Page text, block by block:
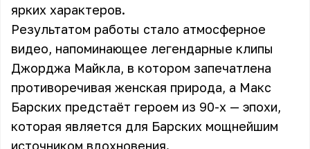
ярких характеров.
Результатом работы стало атмосферное
видео, напоминающее легендарные клипы
Джорджа Майкла, в котором запечатлена
противоречивая женская природа, а Макс
Барских предстаёт героем из 90-х — эпохи,
которая является для Барских мощнейшим
источником вдохновения.